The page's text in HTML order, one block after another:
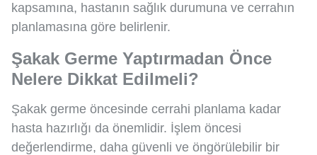
kapsamına, hastanın sağlık durumuna ve cerrahın
planlamasına göre belirlenir.
Şakak Germe Yaptırmadan Önce
Nelere Dikkat Edilmeli?
Şakak germe öncesinde cerrahi planlama kadar
hasta hazırlığı da önemlidir. İşlem öncesi
değerlendirme, daha güvenli ve öngörülebilir bir